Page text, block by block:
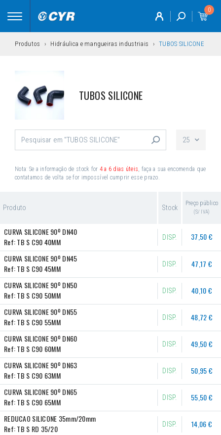
Toggle
0
Produtos Hidráulica e mangueiras industriais TUBOS SILICONE
TUBOS SILICONE
25
Nota: Se a informação de stock for 4 a 6 dias úteis, faça a sua encomenda que
contatamos de volta se for impossível cumprir esse prazo.
Produto Stock
Preço público
(S/ IVA)
CURVA SILICONE 90º DN40
Ref:TB S C90 40MM DISP. 37,50 €
CURVA SILICONE 90º DN45
Ref:TB S C90 45MM DISP. 47,17 €
CURVA SILICONE 90º DN50
Ref:TB S C90 50MM DISP. 40,10 €
CURVA SILICONE 90º DN55
Ref:TB S C90 55MM DISP. 48,72 €
CURVA SILICONE 90º DN60
Ref:TB S C90 60MM DISP. 49,50 €
CURVA SILICONE 90º DN63
Ref:TB S C90 63MM DISP. 50,95 €
CURVA SILICONE 90º DN65
Ref:TB S C90 65MM DISP. 55,50 €
REDUCAO SILICONE 35mm/20mm
Ref:TB S RD 35/20 DISP. 14,06 €